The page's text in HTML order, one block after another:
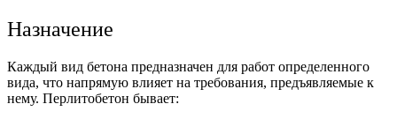
Назначение
Каждый вид бетона предназначен для работ определенного
вида, что напрямую влияет на требования, предъявляемые к
нему. Перлитобетон бывает: